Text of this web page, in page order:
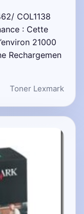
COL1138
: Cette
21000
Rechargemen
Toner Lexmark